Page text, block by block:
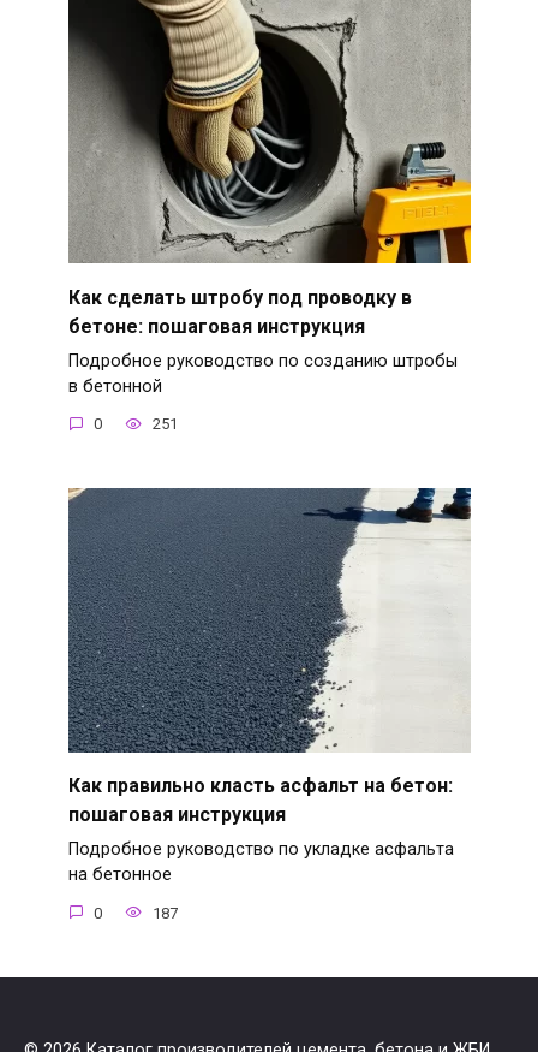
Как сделать штробу под проводку в
бетоне: пошаговая инструкция
Подробное руководство по созданию штробы
в бетонной
0 251
Как правильно класть асфальт на бетон:
пошаговая инструкция
Подробное руководство по укладке асфальта
на бетонное
0 187